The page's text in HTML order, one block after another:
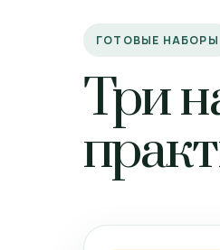
ГОТОВЫЕ НАБОРЫ
Три